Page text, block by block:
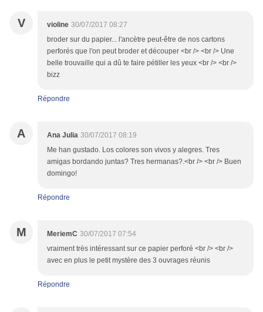
V violine 30/07/2017 08:27
broder sur du papier... l'ancètre peut-être de nos cartons
perforés que l'on peut broder et découper <br /> <br /> Une
belle trouvaille qui a dû te faire pétiller les yeux <br /> <br />
bizz
Répondre
A Ana Julia 30/07/2017 08:19
Me han gustado. Los colores son vivos y alegres. Tres
amigas bordando juntas? Tres hermanas?.<br /> <br /> Buen
domingo!
Répondre
M MeriemC 30/07/2017 07:54
vraiment très intéressant sur ce papier perforé <br /> <br />
avec en plus le petit mystère des 3 ouvrages réunis
Répondre